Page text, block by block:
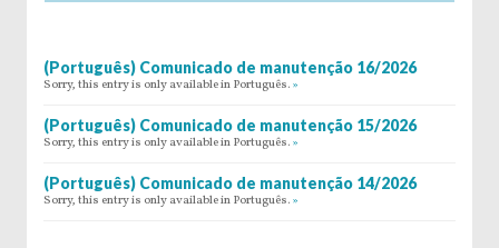
(Português) Comunicado de manutenção 16/2026
Sorry, this entry is only available in Português. »
(Português) Comunicado de manutenção 15/2026
Sorry, this entry is only available in Português. »
(Português) Comunicado de manutenção 14/2026
Sorry, this entry is only available in Português. »